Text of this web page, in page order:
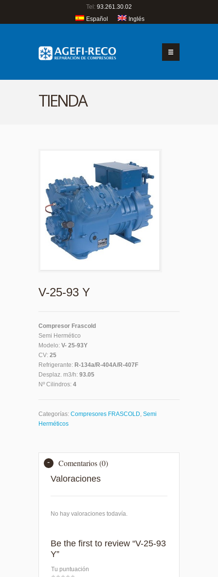
Tel: 93.261.30.02
Español
Inglés
TIENDA
V-25-93 Y
Compresor Frascold
Semi Hermético
Modelo: V- 25-93Y
CV: 25
Refrigerante: R-134a/R-404A/R-407F
Desplaz. m3/h: 93.05
Nº Cilindros: 4
Categorías: Compresores FRASCOLD, Semi
Herméticos
Comentarios (0)
Valoraciones
No hay valoraciones todavía.
Be the first to review “V-25-93
Y”
Tu puntuación